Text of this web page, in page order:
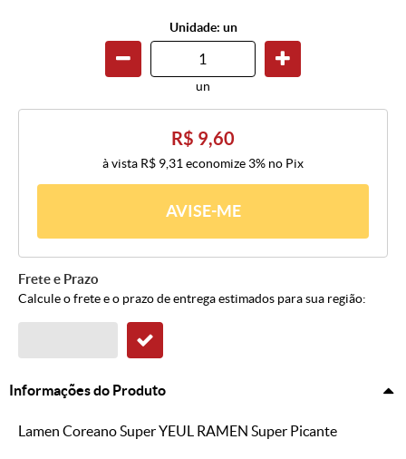
Unidade: un
un
R$ 9,60
à vista R$ 9,31 economize 3% no Pix
AVISE-ME
Frete e Prazo
Calcule o frete e o prazo de entrega estimados para sua região:
Informações do Produto
Lamen Coreano Super YEUL RAMEN Super Picante